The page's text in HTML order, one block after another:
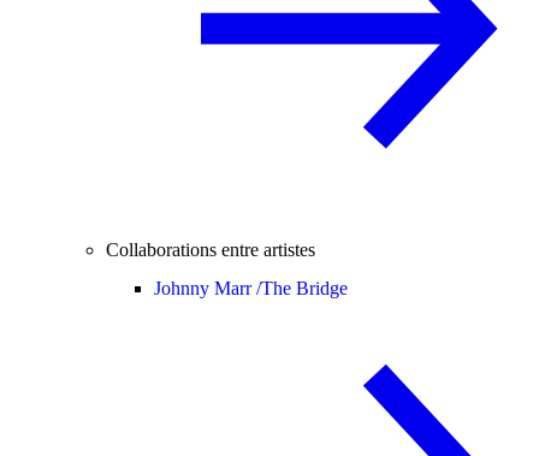
Collaborations entre artistes
Johnny Marr /The Bridge